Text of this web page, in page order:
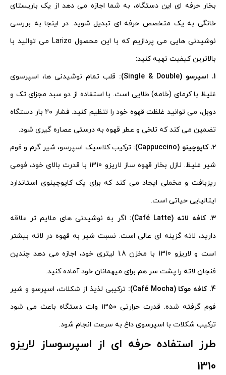
بخار حرفه ای این دستگاه، به شما اجازه می دهد از یک باریستای
خانگی به یک متخصص حرفه ای تبدیل شوید. در اینجا به بررسی
نوشیدنی هایی می پردازیم که با این محصول Larizo می توانید با
بالاترین کیفیت تهیه کنید:
1. اسپرسو (Single & Double):
قلب تمام نوشیدنی ها، اسپرسوی
غلیظ با کرمای (خامه) طلایی است. با استفاده از دو سبد مجزای تک و
دوبل، می توانید غلظت قهوه خود را تنظیم کنید. فشار ۲۰ بار دستگاه
تضمین می کند که تلخی و عطر قهوه به درستی عصاره گیری شود.
2. کاپوچینو (Cappuccino):
ترکیب کلاسیک اسپرسو، شیر گرم و فوم
شیر غلیظ. نازل بخار قهوه ساز لاریزو 1310 با قدرت بالای خود، فومی
ریزبافت و مخملی ایجاد می کند که برای یک کاپوچینوی استاندارد
ایتالیایی حیاتی است.
3. کافه لاته (Café Latte):
اگر به نوشیدنی های ملایم تر علاقه
دارید، لاته گزینه ای عالی است. نسبت شیر به قهوه در لاته بیشتر
است و لاریزو 1310 با مخزن 1.8 لیتری خود، اجازه می دهد چندین
فنجان لاته را پشت سر هم برای میهمانان خود آماده کنید.
4. کافه موکا (Café Mocha):
ترکیبی لذیذ از شکلات، اسپرسو و شیر
فوم گرفته شده. قدرت حرارتی ۱۳۵۰ وات دستگاه باعث می شود
ترکیب شکلات با اسپرسوی داغ به سرعت انجام شود.
طرز استفاده حرفه ای از اسپرسوساز لاریزو
1310